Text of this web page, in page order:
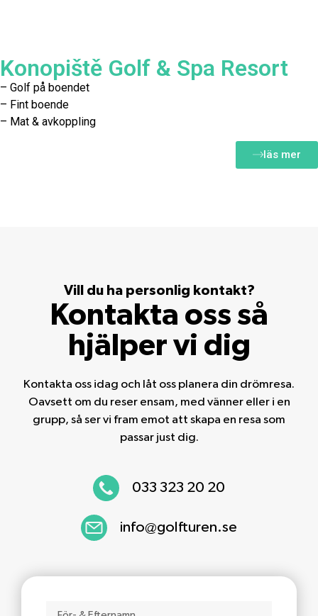
Konopiště Golf & Spa Resort
– Golf på boendet
– Fint boende
– Mat & avkoppling
läs mer
Vill du ha personlig kontakt?
Kontakta oss så
hjälper vi dig
Kontakta oss idag och låt oss planera din drömresa.
Oavsett om du reser ensam, med vänner eller i en
grupp, så ser vi fram emot att skapa en resa som
passar just dig.
033 323 20 20
info@golfturen.se